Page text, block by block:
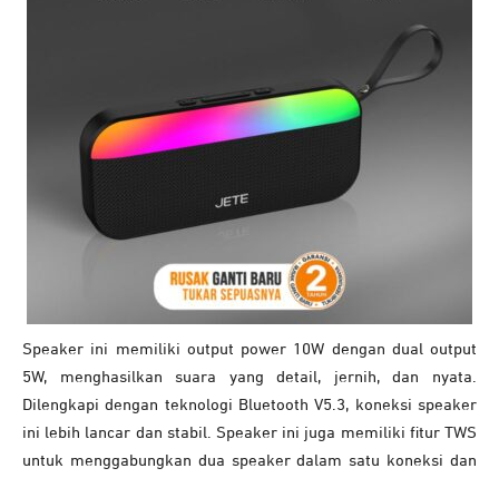
Speaker ini memiliki output power 10W dengan dual output
5W, menghasilkan suara yang detail, jernih, dan nyata.
Dilengkapi dengan teknologi Bluetooth V5.3, koneksi speaker
ini lebih lancar dan stabil. Speaker ini juga memiliki fitur TWS
untuk menggabungkan dua speaker dalam satu koneksi dan